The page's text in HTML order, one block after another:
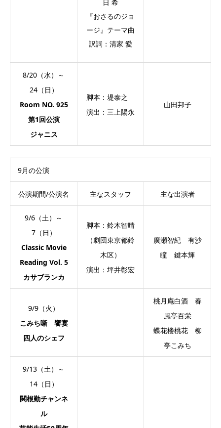
日 希
『おさるのジョ
ージ』テーマ曲
訳詞：清家 愛
8/20（水）～
24（日）
Room NO. 925
第1回公演
ジャニス
脚本：堤泰之
演出：三上陽永
山田邦子
9月の公演
公演期間/公演名 主なスタッフ 主な出演者
9/6（土）～
7（日）
Classic Movie
Reading Vol. 5
カサブランカ
脚本：鈴木智晴
（劇団東京都鈴
木区）
演出：坪井彰宏
廣瀬智紀 有沙
瞳 鍵本輝
9/9（火）
こみち噺 饗宴
四人のシェフ
桃月庵白酒 春
風亭百栄
蝶花楼桃花 柳
亭こみち
9/13（土）～
14（日）
関根勤チャンネ
ル